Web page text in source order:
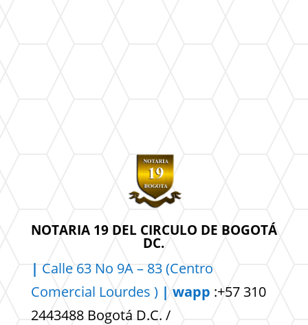
NOTARIA 19 DEL CIRCULO DE BOGOTÁ
DC.
| Calle 63 No 9A – 83 (Centro
Comercial Lourdes ) | wapp :+57 310
2443488 Bogotá D.C. /